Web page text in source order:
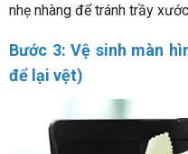
nhẹ nhàng để tránh trầy
Bước 3: Vệ sinh màn
để lại vệt)